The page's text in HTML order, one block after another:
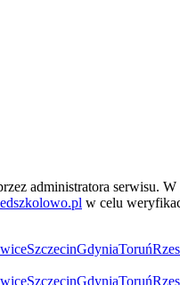
administratora serwisu.
w celu
SzczecinGdyniaToruń
SzczecinGdyniaToruń